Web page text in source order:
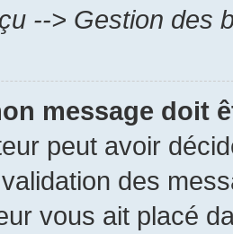
--> Gestion des
message doit
peut avoir
des
vous ait placé